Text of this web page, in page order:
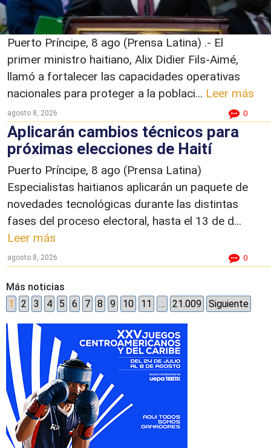
Puerto Príncipe, 8 ago (Prensa Latina) .- El
primer ministro haitiano, Alix Didier Fils-Aimé,
llamó a fortalecer las capacidades operativas
nacionales para proteger a la poblaci... Leer más
agosto 8, 2026 0
Aplicarán cambios técnicos para
próximas elecciones de Haití
Puerto Príncipe, 8 ago (Prensa Latina)
Especialistas haitianos aplicarán un paquete de
novedades tecnológicas durante las distintas
fases del proceso electoral, hasta el 13 de d...
Leer más
agosto 8, 2026 0
Más noticias
1
2 3 4 5 6 7 8 9 10 11 … 21.009 Siguiente